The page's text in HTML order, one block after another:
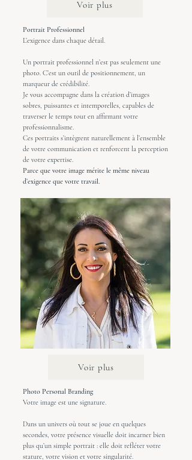
Voir plus
Portrait Professionnel
L’exigence dans chaque détail.
Un portrait professionnel n’est pas seulement une
photo. C’est un outil de positionnement, un
marqueur de crédibilité.
Je vous accompagne dans la création d’images
sobres, puissantes et intemporelles, capables de
traverser le temps tout en affirmant votre
professionnalisme.
Ces portraits s’intègrent naturellement à l’ensemble
de votre communication et renforcent la perception
de votre expertise.
Parce que votre image mérite le même niveau
d’exigence que votre travail.
Voir plus
Photo Personal Branding
Votre image est une signature.
Dans un univers où tout se joue en quelques
secondes, votre présence visuelle doit incarner bien
plus qu’un simple portrait : elle doit refléter votre
stature, votre vision et votre singularité.